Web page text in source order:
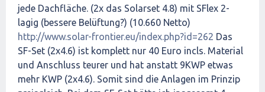
jede Dachfläche. (2x das Solarset 4.8) mit SFlex 2-
lagig (bessere Belüftung?) (10.660 Netto)
http://www.solar-frontier.eu/index.php?id=262 Das
SF-Set (2x4.6) ist komplett nur 40 Euro incls. Material
und Anschluss teurer und hat anstatt 9KWP etwas
mehr KWP (2x4.6). Somit sind die Anlagen im Prinzip